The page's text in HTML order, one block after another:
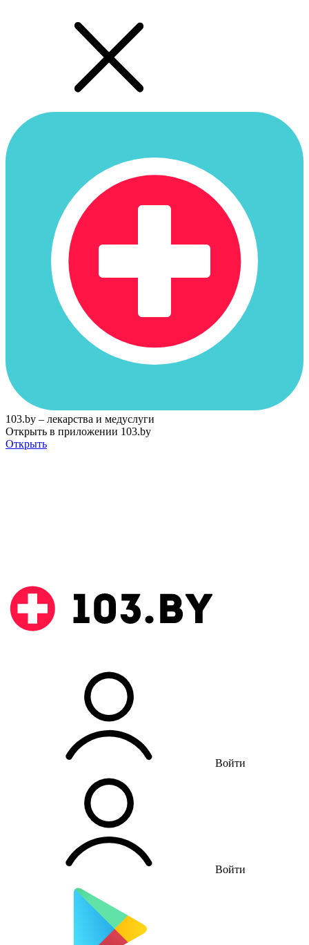
103.by – лекарства и медуслуги
Открыть в приложении 103.by
Открыть
Войти
Войти